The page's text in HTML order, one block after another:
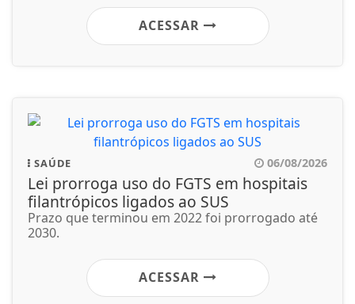
ACESSAR
SAÚDE 06/08/2026
Lei prorroga uso do FGTS em hospitais
filantrópicos ligados ao SUS
Prazo que terminou em 2022 foi prorrogado até
2030.
ACESSAR